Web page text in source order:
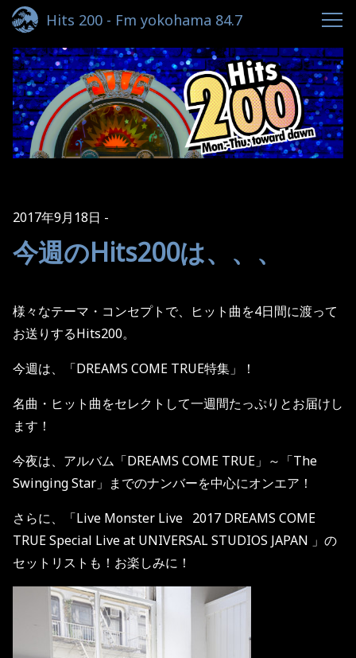
Hits 200 - Fm yokohama 84.7
2017年9月18日
今週のHits200は、、、
様々なテーマ・コンセプトで、ヒット曲を4日間に渡って
お送りするHits200。
今週は、「DREAMS COME TRUE特集」！
名曲・ヒット曲をセレクトして一週間たっぷりとお届けし
ます！
今夜は、アルバム「DREAMS COME TRUE 」～「The
Swinging Star」までのナンバーを中心にオンエア！
さらに、「Live Monster Live 2017 DREAMS COME
TRUE Special Live at UNIVERSAL STUDIOS JAPAN 」の
セットリストも！お楽しみに！